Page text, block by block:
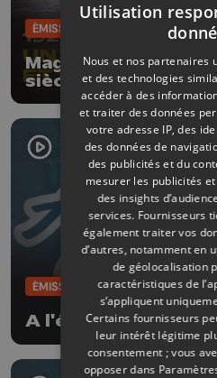
ÉMISSIONS
Mag de la Rédac'
siècle, deux crues
ÉMISSIONS
A l'écoute de nos
Utilisation
Nous et nos partenaires
et des technologies
accéder à des
et traiter des données
votre adresse IP, des
des données de
des publicités et du
mesurer les publicités
des insights
services. Fournisseurs
également traiter vos
d’autres, notamment en
de géolocalisation
caractéristiques de
s’appliquent
Certains fournisseurs
leur intérêt légitime
consentement ; vous
opposer dans